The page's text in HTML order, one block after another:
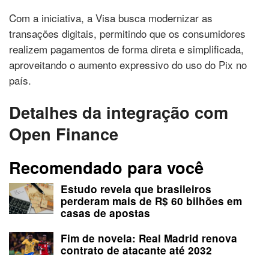
Com a iniciativa, a Visa busca modernizar as
transações digitais, permitindo que os consumidores
realizem pagamentos de forma direta e simplificada,
aproveitando o aumento expressivo do uso do Pix no
país.
Detalhes da integração com
Open Finance
Recomendado para você
Estudo revela que brasileiros
perderam mais de R$ 60 bilhões em
casas de apostas
Fim de novela: Real Madrid renova
contrato de atacante até 2032